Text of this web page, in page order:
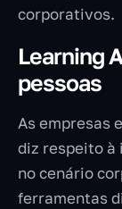
corporativos.
Learning
pessoas
As empresas
diz respeito à
no cenário
ferramentas